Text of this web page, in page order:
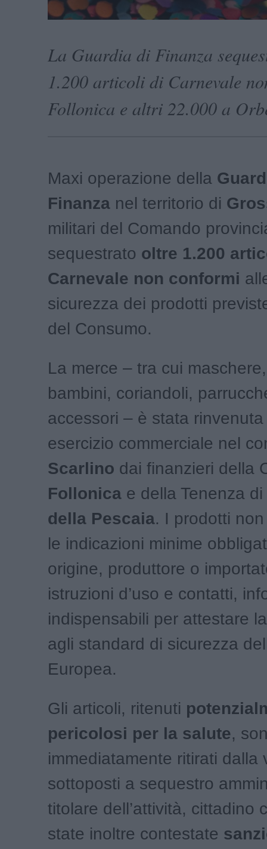
La Guardia di Finanza
1.200 articoli di Carnevale
Follonica e altri 22.000 a
Maxi operazione della
Finanza nel territorio di
militari del Comando
sequestrato oltre 1.200
Carnevale non conformi
sicurezza dei prodotti
del Consumo.
La merce – tra cui
bambini, coriandoli,
accessori – è stata
esercizio commerciale nel
Scarlino dai finanzieri della
Follonica e della Tenenza di
della Pescaia. I prodotti
le indicazioni minime
origine, produttore o
istruzioni d’uso e contatti,
indispensabili per attestare
agli standard di sicurezza
Europea.
Gli articoli, ritenuti
pericolosi per la salute,
immediatamente ritirati dalla
sottoposti a sequestro
titolare dell’attività, cittadino
state inoltre contestate